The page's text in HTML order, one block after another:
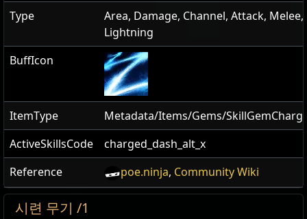
Type
Area, Damage, Channel, Attack, Melee,
Lightning
BuffIcon
ItemType
Metadata/Items/Gems/
ActiveSkillsCode
charged_dash_alt_x
Reference
poe.ninja, Community Wiki
시련 무기 /1